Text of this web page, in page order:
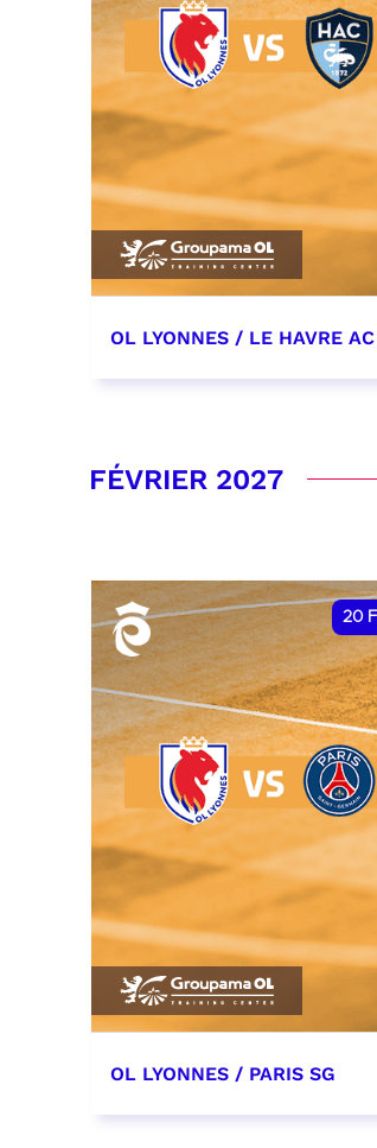
OL LYONNES / LE HAVRE AC
RÉSERVER
FÉVRIER 2027
20
OL LYONNES / PARIS SG